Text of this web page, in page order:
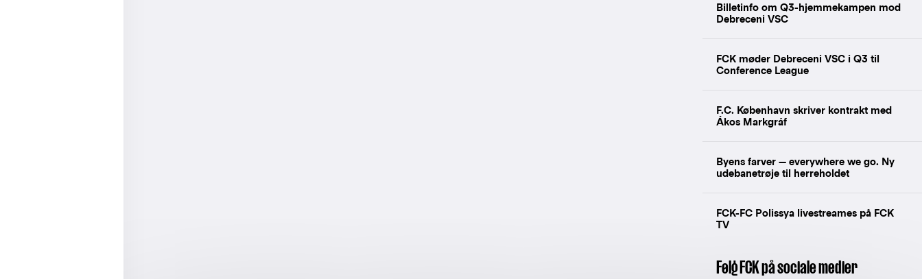
Billetinfo om Q3-hjemmekampen mod
Debreceni VSC
FCK møder Debreceni VSC i Q3 til
Conference League
F.C. København skriver kontrakt med
Ákos Markgráf
Byens farver — everywhere we go. Ny
udebanetrøje til herreholdet
FCK-FC Polissya livestreames på FCK
TV
Følg FCK på sociale medier